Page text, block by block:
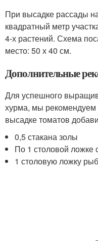
При высадке рассады
квадратный метр
4-х растений. Схема
место: 50 х 40 см.
Дополнительные
Для успешного
хурма, мы рекомендуем
высадке томатов
0,5 стакана золы
По 1 столовой ложке
1 столовую ложку